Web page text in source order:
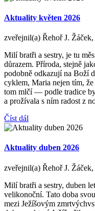
Aktuality květen 2026
zveřejnil(a) Řehoř J. Žáček,
Milí bratři a sestry, je tu
důrazem. Příroda, stejně
podobně odkazují na Boží
cyklem, Maria nejen tím,
tom mlčí — podle tradice
a prožívala s ním radost z
Číst dál
Aktuality duben 2026
zveřejnil(a) Řehoř J. Žáček,
Milí bratři a sestry, duben
velikonoční. Tato doba
mezi Ježíšovým